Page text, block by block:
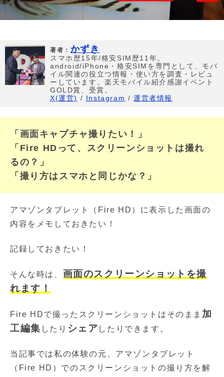
著者： かずき
スマホ歴15年/格安SIM歴11年。
android/iPhone・格安SIMを専門として、モバ
イル関連の役立つ情報・使い方を調査・レビュ
ーしています。楽天モバイル紹介感謝イベント
GOLD賞、受賞。
X(運営) / Instagram /運営者情報
「画面キャプチャ撮りたい！」
「Fire HDって、スクリーンショットは撮れ
るの？」
「撮り方はスマホと同じかな？」
アマゾンタブレット（Fire HD）に表示した画面の
内容をメモしておきたい！
記録しておきたい！
そんな時は、 画面のスクリーンショットを撮
れます！
Fire HDで撮ったスクリーンショットはそのまま 加
工編集 したり シェア したりできます。
当記事では私の体験の元、アマゾンタブレット
（Fire HD）でのスクリーンショットの撮り方を解